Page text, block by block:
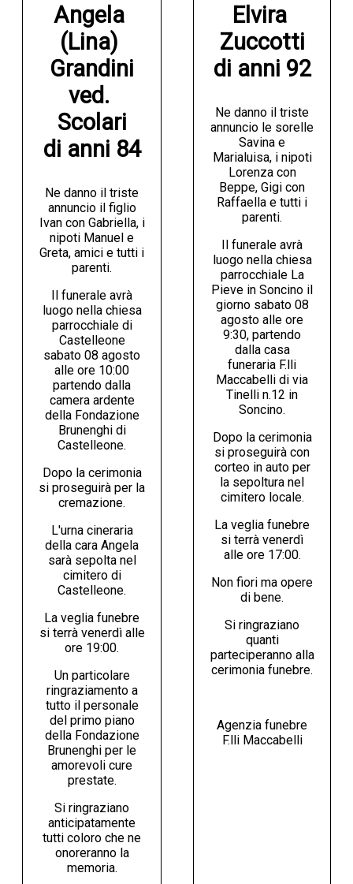
Angela
(Lina)
Grandini
ved.
Scolari
di anni 84
Ne danno il triste
annuncio il figlio
Ivan con Gabriella, i
nipoti Manuel e
Greta, amici e tutti i
parenti.
Il funerale avrà
luogo nella chiesa
parrocchiale di
Castelleone
sabato 08 agosto
alle ore 10:00
partendo dalla
camera ardente
della Fondazione
Brunenghi di
Castelleone.
Dopo la cerimonia
si proseguirà per la
cremazione.
L'urna cineraria
della cara Angela
sarà sepolta nel
cimitero di
Castelleone.
La veglia funebre
si terrà venerdì alle
ore 19:00.
Un particolare
ringraziamento a
tutto il personale
del primo piano
della Fondazione
Brunenghi per le
amorevoli cure
prestate.
Si ringraziano
anticipatamente
tutti coloro che ne
onoreranno la
memoria.
Elvira
Zuccotti
di anni 92
Ne danno il triste
annuncio le sorelle
Savina e
Marialuisa, i nipoti
Lorenza con
Beppe, Gigi con
Raffaella e tutti i
parenti.
Il funerale avrà
luogo nella chiesa
parrocchiale La
Pieve in Soncino il
giorno sabato 08
agosto alle ore
9:30, partendo
dalla casa
funeraria F.lli
Maccabelli di via
Tinelli n.12 in
Soncino.
Dopo la cerimonia
si proseguirà con
corteo in auto per
la sepoltura nel
cimitero locale.
La veglia funebre
si terrà venerdì
alle ore 17:00.
Non fiori ma opere
di bene.
Si ringraziano
quanti
parteciperanno alla
cerimonia funebre.
Agenzia funebre
F.lli Maccabelli